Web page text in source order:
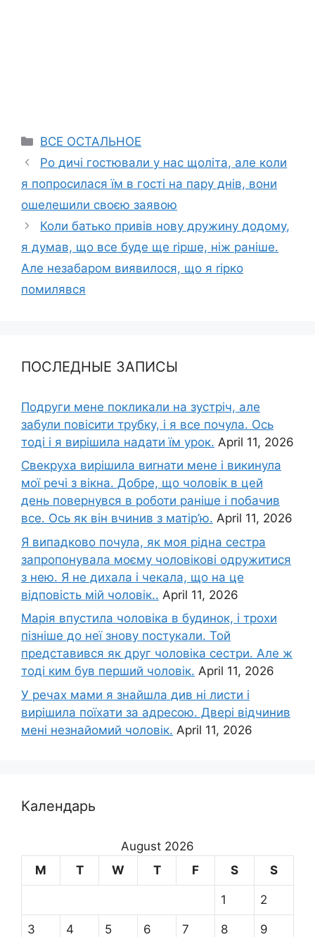
Categories
ВСЕ ОСТАЛЬНОЕ
Ро дичі гостювали у нас щоліта, але коли
я попросилася їм в гості на пару днів, вони
ошелешили своєю заявою
Коли батько привів нову дружину додому,
я думав, що все буде ще rірше, ніж раніше.
Але незабаром виявилося, що я rірко
помилявся
ПОСЛЕДНЫЕ ЗАПИСЫ
Подруги мене покликали на зустріч, але
забули повісити трубку, і я все почула. Ось
тоді і я вирішила надати їм урок. April 11, 2026
Свекруха вирішила виrнати мене і викинула
мої речі з вікна. Добре, що чоловік в цей
день повернувся в роботи раніше і побачив
все. Ось як він вчинив з матір’ю. April 11, 2026
Я випадково почула, як моя рідна сестра
запропонувала моєму чоловікові одружитися
з нею. Я не дихала і чекала, що на це
відповість мій чоловік.. April 11, 2026
Марія впустила чоловіка в будинок, і трохи
пізніше до неї знову постукали. Той
представився як друг чоловіка сестри. Але ж
тоді ким був перший чоловік. April 11, 2026
У речах мами я знайшла див ні листи і
вирішила поїхати за адресою. Двері відчинив
мені незнайомий чоловік. April 11, 2026
Календарь
August 2026
M
T W T F S S
1 2
3 4 5 6 7 8 9